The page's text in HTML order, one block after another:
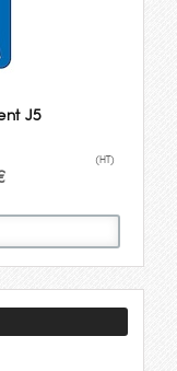
J5
(HT)